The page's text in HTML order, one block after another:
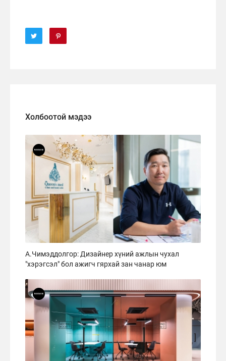
Холбоотой мэдээ
А.Чимэддолгор: Дизайнер хүний ажлын чухал
"хэрэгсэл" бол ажигч гярхай зан чанар юм